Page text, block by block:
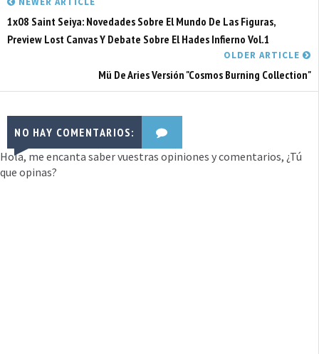
1x08 Saint Seiya: Novedades Sobre El Mundo De Las Figuras,
Preview Lost Canvas Y Debate Sobre El Hades Infierno Vol.1
OLDER ARTICLE
Mü De Aries Versión "Cosmos Burning Collection"
NO HAY COMENTARIOS:
Hola, me encanta saber vuestras opiniones y comentarios, ¿Tú
que opinas?